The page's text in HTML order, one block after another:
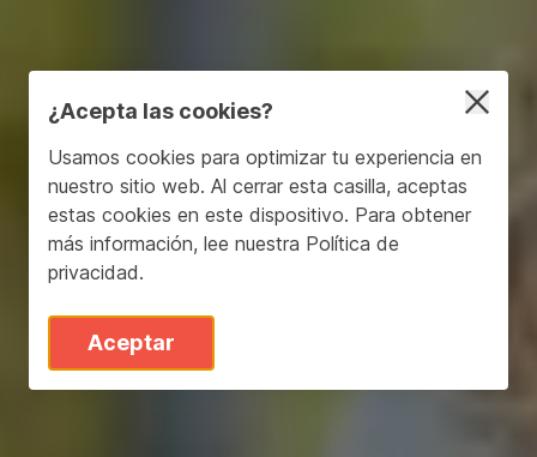
¿Acepta las cookies?
Usamos cookies para optimizar tu experiencia en
nuestro sitio web. Al cerrar esta casilla, aceptas
estas cookies en este dispositivo. Para obtener
más información, lee nuestra Política de
privacidad.
Aceptar